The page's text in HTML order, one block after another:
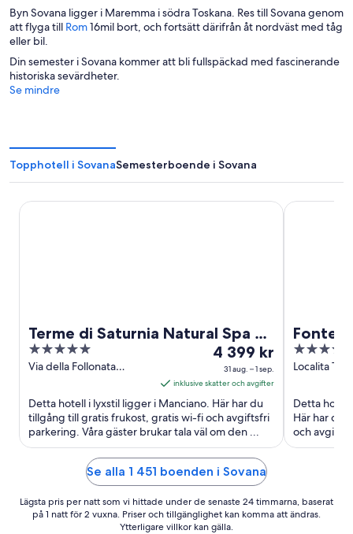
Byn Sovana ligger i Maremma i södra Toskana. Res till Sovana genom
att flyga till RomÖ
n
a
t
n
y
16mil bort, och fortsätt därifrån åt nordväst med tåg
eller bil.
Din semester i Sovana kommer att bli fullspäckad med fascinerande
historiska sevärdheter.
Se mindre
Topphotell i SovanaSemesterboende i Sovana
Terme di Saturnia Natural Spa &
Golf Resort - The Leading Hotels
of the World
5
out
5
Via della Follonata
Priset
4 399 kr
per
natt
mellan
31
aug.
och
1
sep.
4 399 kr
31 aug. – 1 sep.
inklusive skatter och avgifter
Detta hotell i lyxstil ligger i Manciano. Här har du
tillgång till gratis frukost, gratis wi-fi och avgiftsfri
parkering. Våra gäster brukar tala väl om den ...
Terme di Saturnia Natural Spa & Golf Resort - The
Tuscany
5
out
5
Localita
Detta hotell
Här har du
och
Fonteverde
Se alla 1 451 boenden i Sovana
Lägsta pris per natt som vi hittade under de senaste 24 timmarna, baserat
på 1 natt för 2 vuxna. Priser och tillgänglighet kan komma att ändras.
Ytterligare villkor kan gälla.